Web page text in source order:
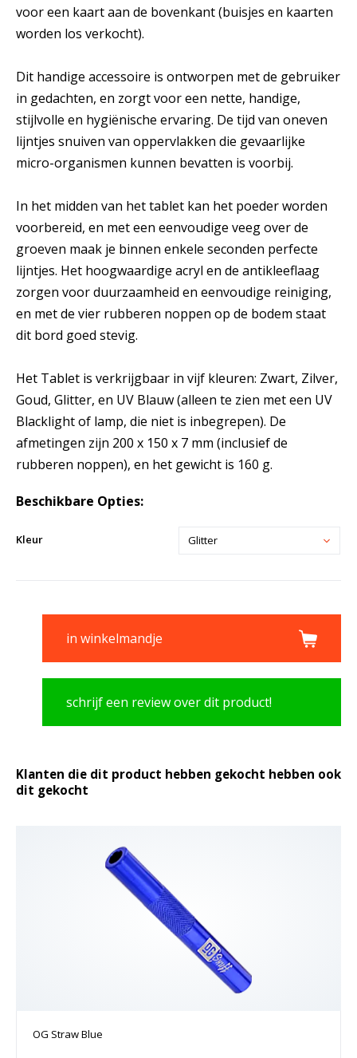
voor een kaart aan de bovenkant (buisjes en kaarten
worden los verkocht).
Dit handige accessoire is ontworpen met de gebruiker
in gedachten, en zorgt voor een nette, handige,
stijlvolle en hygiënische ervaring. De tijd van oneven
lijntjes snuiven van oppervlakken die gevaarlijke
micro-organismen kunnen bevatten is voorbij.
In het midden van het tablet kan het poeder worden
voorbereid, en met een eenvoudige veeg over de
groeven maak je binnen enkele seconden perfecte
lijntjes. Het hoogwaardige acryl en de antikleeflaag
zorgen voor duurzaamheid en eenvoudige reiniging,
en met de vier rubberen noppen op de bodem staat
dit bord goed stevig.
Het Tablet is verkrijgbaar in vijf kleuren: Zwart, Zilver,
Goud, Glitter, en UV Blauw (alleen te zien met een UV
Blacklight of lamp, die niet is inbegrepen). De
afmetingen zijn 200 x 150 x 7 mm (inclusief de
rubberen noppen), en het gewicht is 160 g.
Beschikbare Opties:
Kleur Glitter
in winkelmandje
schrijf een review over dit product!
Klanten die dit product hebben gekocht hebben ook
dit gekocht
OG Straw Blue